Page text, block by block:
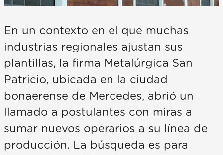
En un contexto en el que muchas
industrias regionales ajustan sus
plantillas, la firma Metalúrgica San
Patricio, ubicada en la ciudad
bonaerense de Mercedes, abrió un
llamado a postulantes con miras a
sumar nuevos operarios a su línea de
producción. La búsqueda es para